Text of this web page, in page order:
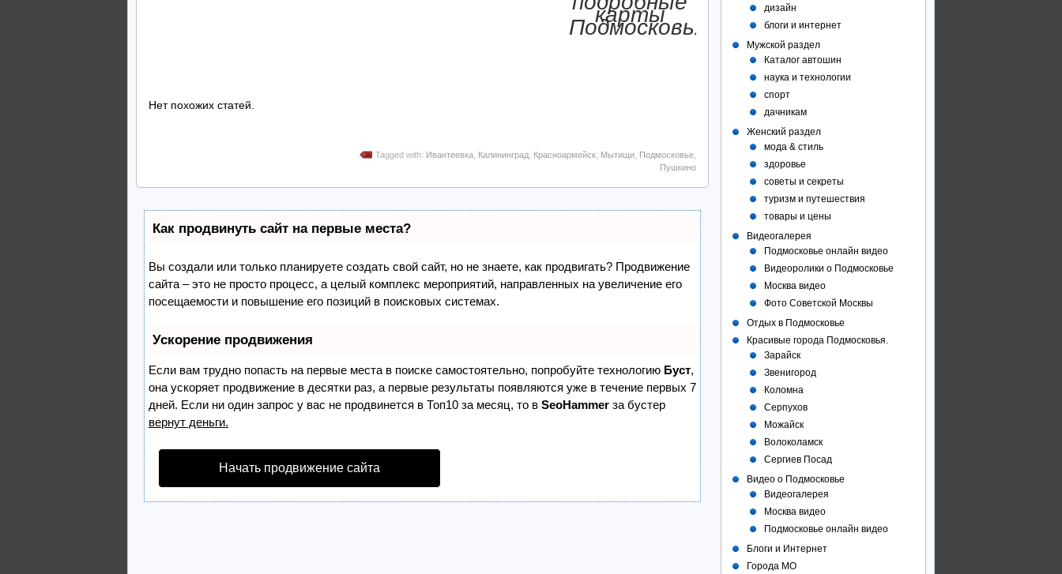
карты
Подмосковья:Пушкино
Нет похожих статей.
Tagged with: Ивантеевка Калининград Красноармейск Мытищи Подмосковье
Пушкино
Как продвинуть сайт на первые места?
Вы создали или только планируете создать свой сайт, но не знаете, как продвигать? Продвижение
сайта – это не просто процесс, а целый комплекс мероприятий, направленных на увеличение его
посещаемости и повышение его позиций в поисковых системах.
Ускорение продвижения
Если вам трудно попасть на первые места в поиске самостоятельно, попробуйте технологию Буст,
она ускоряет продвижение в десятки раз, а первые результаты появляются уже в течение первых 7
дней. Если ни один запрос у вас не продвинется в Топ10 за месяц, то в SeoHammer за бустер
вернут деньги.
Начать продвижение сайта
дизайн
блоги и интернет
Мужской раздел
Каталог автошин
наука и технологии
спорт
дачникам
Женский раздел
мода & стиль
здоровье
советы и секреты
туризм и путешествия
товары и цены
Видеогалерея
Подмосковье онлайн видео
Видеоролики о Подмосковье
Москва видео
Фото Советcкой Москвы
Отдых в Подмосковье
Красивые города Подмосковья.
Зарайск
Звенигород
Коломна
Серпухов
Можайск
Волоколамск
Сергиев Посад
Видео о Подмосковье
Видеогалерея
Москва видео
Подмосковье онлайн видео
Блоги и Интернет
Города МО